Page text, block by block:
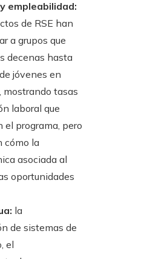
empleabilidad:
de RSE han
a grupos que
decenas hasta
jóvenes en
mostrando tasas
laboral que
el programa, pero
cómo la
asociada al
oportunidades
la
de sistemas de
el